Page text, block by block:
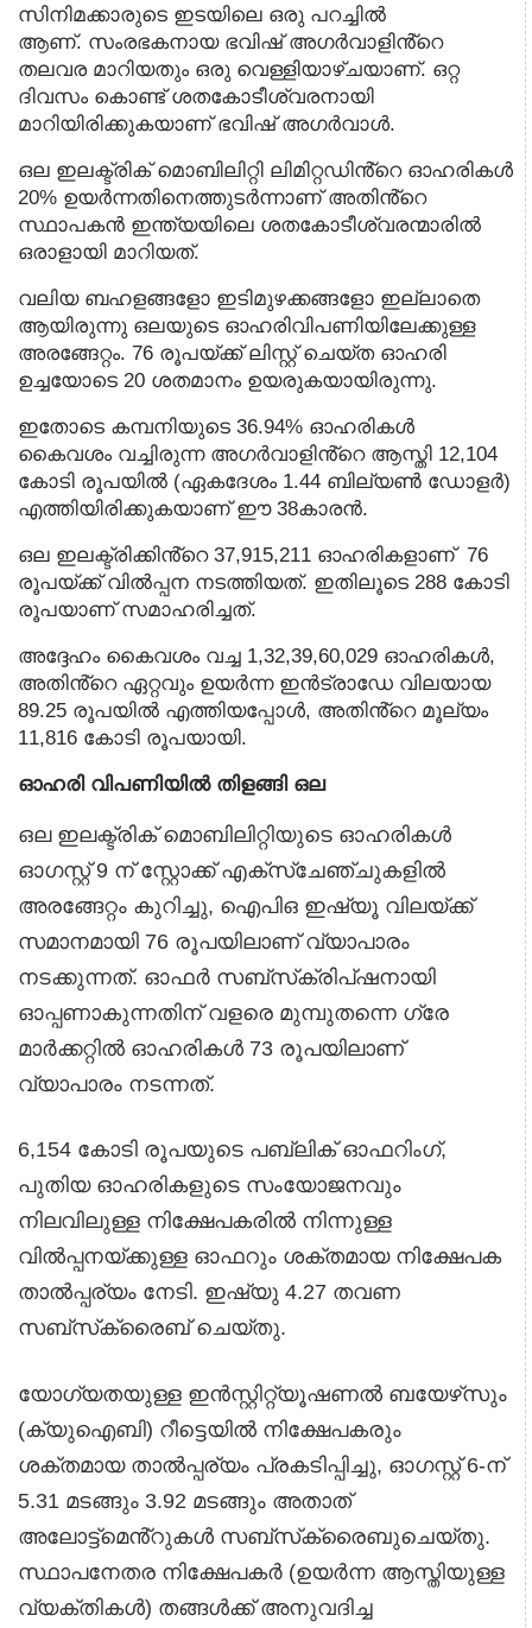
സിനിമക്കാരുടെ ഇടയിലെ ഒരു പറച്ചിൽ
ആണ്. സംരഭകനായ ഭവിഷ് അഗർവാളിൻ്റെ
തലവര മാറിയതും ഒരു വെള്ളിയാഴ്ചയാണ്. ഒറ്റ
ദിവസം കൊണ്ട് ശതകോടീശ്വരനായി
മാറിയിരിക്കുകയാണ്ഭവിഷ്അഗർവാൾ.
ഒല ഇലക്ട്രിക് മൊബിലിറ്റി ലിമിറ്റഡിൻ്റെ ഓഹരികൾ
20% ഉയർന്നതിനെത്തുടർന്നാണ് അതിൻ്റെ
സ്ഥാപകൻ ഇന്ത്യയിലെ ശതകോടീശ്വരന്മാരിൽ
ഒരാളായി മാറിയത്.
വലിയ ബഹളങ്ങളോ ഇടിമുഴക്കങ്ങളോ ഇല്ലാതെ
ആയിരുന്നു ഒലയുടെ ഓഹരിവിപണിയിലേക്കുള്ള
അരങ്ങേറ്റം. 76 രൂപയ്ക്ക് ലിസ്റ്റ് ചെയ്ത ഓഹരി
ഉച്ചയോടെ 20 ശതമാനം ഉയരുകയായിരുന്നു.
ഇതോടെ കമ്പനിയുടെ 36.94% ഓഹരികൾ
കൈവശം വച്ചിരുന്ന അഗർവാളിൻ്റെ ആസ്തി 12,104
കോടി രൂപയിൽ (ഏകദേശം 1.44 ബില്യൺ ഡോളർ)
എത്തിയിരിക്കുകയാണ് ഈ 38കാരൻ.
ഒല ഇലക്ട്രിക്കിൻ്റെ 37,915,211 ഓഹരികളാണ് 76
രൂപയ്ക്ക് വിൽപ്പന നടത്തിയത്. ഇതിലൂടെ 288 കോടി
രൂപയാണ് സമാഹരിച്ചത്.
അദ്ദേഹം കൈവശം വച്ച 1,32,39,60,029 ഓഹരികൾ,
അതിൻ്റെ ഏറ്റവും ഉയർന്ന ഇൻട്രാഡേ വിലയായ
89.25 രൂപയിൽ എത്തിയപ്പോൾ, അതിൻ്റെ മൂല്യം
11,816 കോടി രൂപയായി.
ഓഹരി വിപണിയിൽ തിളങ്ങി ഒല
ഒല ഇലക്ട്രിക് മൊബിലിറ്റിയുടെ ഓഹരികൾ
ഓഗസ്റ്റ് 9 ന് സ്റ്റോക്ക് എക്സ്ചേഞ്ചുകളിൽ
അരങ്ങേറ്റം കുറിച്ചു, ഐപിഒ ഇഷ്യൂ വിലയ്ക്ക്
സമാനമായി 76 രൂപയിലാണ് വ്യാപാരം
നടക്കുന്നത്. ഓഫർ സബ്‌സ്‌ക്രിപ്‌ഷനായി
ഓപ്പണാകുന്നതിന് വളരെ മുമ്പുതന്നെ ഗ്രേ
മാർക്കറ്റിൽ ഓഹരികൾ 73 രൂപയിലാണ്
വ്യാപാരം നടന്നത്.
6,154 കോടി രൂപയുടെ പബ്ലിക് ഓഫറിംഗ്,
പുതിയ ഓഹരികളുടെ സംയോജനവും
നിലവിലുള്ള നിക്ഷേപകരിൽ നിന്നുള്ള
വിൽപ്പനയ്ക്കുള്ള ഓഫറും ശക്തമായ നിക്ഷേപക
താൽപ്പര്യം നേടി. ഇഷ്യു 4.27 തവണ
സബ്‌സ്‌ക്രൈബ് ചെയ്തു.
യോഗ്യതയുള്ള ഇൻസ്റ്റിറ്റ്യൂഷണൽ ബയേഴ്‌സും
(ക്യുഐബി) റീട്ടെയിൽ നിക്ഷേപകരും
ശക്തമായ താൽപ്പര്യം പ്രകടിപ്പിച്ചു, ഓഗസ്റ്റ് 6-ന്
5.31 മടങ്ങും 3.92 മടങ്ങും അതാത്
അലോട്ട്‌മെൻ്റുകൾ സബ്‌സ്‌ക്രൈബുചെയ്‌തു.
സ്ഥാപനേതര നിക്ഷേപകർ (ഉയർന്ന ആസ്തിയുള്ള
വ്യക്തികൾ) തങ്ങൾക്ക് അനുവദിച്ച